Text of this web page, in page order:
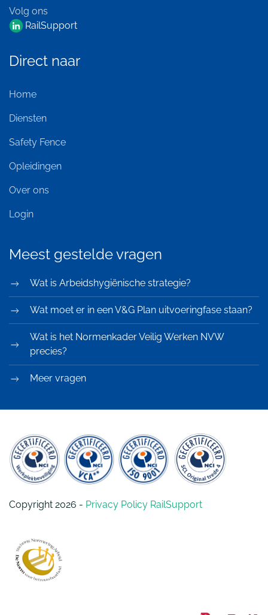
Volg ons
RailSupport
Direct naar
Home
Diensten
Safety Fence
Opleidingen
Over ons
Login
Meest gestelde vragen
Wat is Arbeidshygiënische strategie?
Wat moet er in een V&G Plan uitvoeringfase staan?
Wat is het Normenkader Veilig Werken NVW
precies?
Meer vragen
Copyright 2026 - Privacy Policy RailSupport